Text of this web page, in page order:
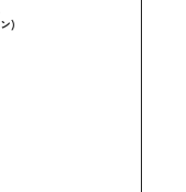
)